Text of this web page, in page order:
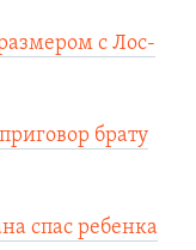
с Лос-
брату
спас ребенка